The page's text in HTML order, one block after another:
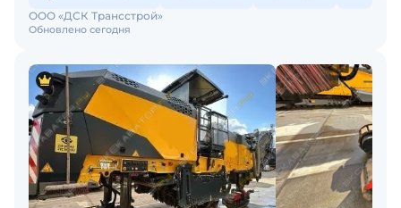
Обновлено сегодня
ООО «ДСК Трансстрой»